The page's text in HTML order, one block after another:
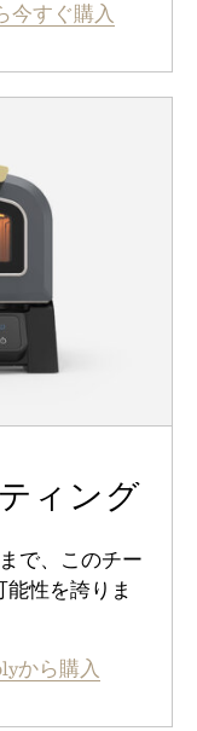
今すぐ購入
ィング
で、このチー
性を誇りま
から購入